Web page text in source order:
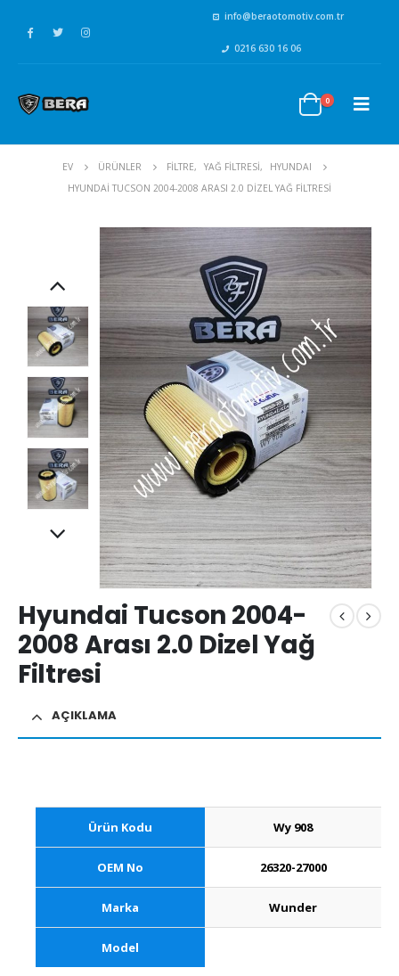
info@beraotomotiv.com.tr
0216 630 16 06
0
EV ÜRÜNLER FİLTRE, YAĞ FİLTRESİ,
HYUNDAI
HYUNDAI TUCSON 2004-2008 ARASI 2.0 DIZEL YAĞ FILTRESI
Hyundai Tucson 2004-
2008 Arası 2.0 Dizel Yağ
Filtresi
AÇIKLAMA
Ürün Kodu Wy 908
OEM No 26320-27000
Marka Wunder
Model